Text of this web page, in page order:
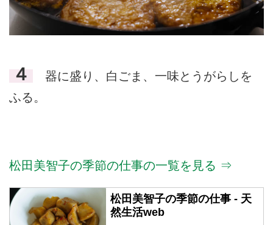
４
器に盛り、白ごま、一味とうがらしを
ふる。
松田美智子の季節の仕事の一覧を見る ⇒
松田美智子の季節の仕事 - 天
然生活web